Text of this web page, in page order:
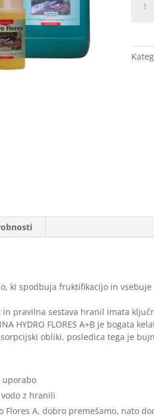
Hydro
2
X
ki spodbuja fruktifikacijo in
pravilna sestava hranil imata
HYDRO FLORES A+B je bogata
obliki, posledica tega je
uporabo
z hranili
Flores A, dobro premešamo, nato